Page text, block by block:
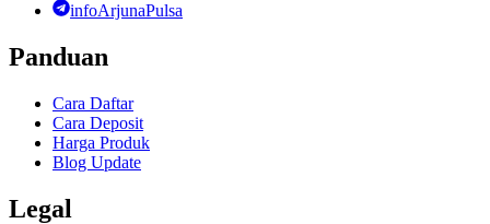
infoArjunaPulsa
Panduan
Cara Daftar
Cara Deposit
Harga Produk
Blog Update
Legal